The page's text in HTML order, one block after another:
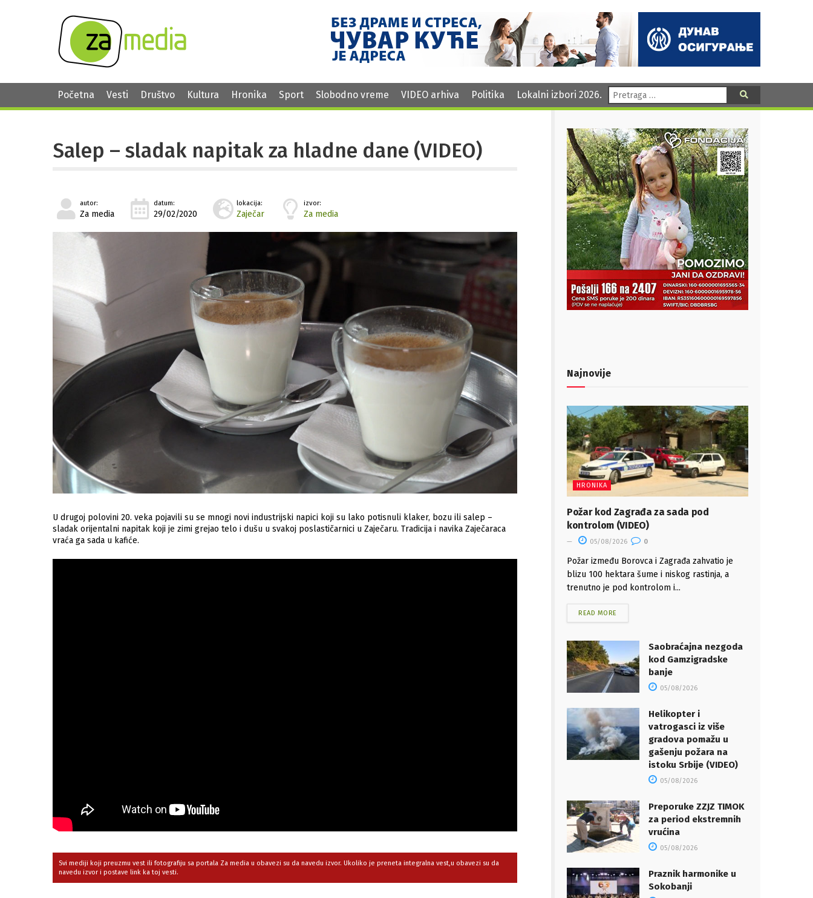
Početna Vesti Društvo Kultura Hronika Sport Slobodno vreme VIDEO arhiva Politika Lokalni izbori 2026. Pretraga:
Salep – sladak napitak za hladne dane (VIDEO)
autor:
Za media
datum:
29/02/2020
lokacija:
Zaječar
izvor:
Za media
U drugoj polovini 20. veka pojavili su se mnogi novi industrijski napici koji su lako potisnuli klaker, bozu ili salep –
sladak orijentalni napitak koji je zimi grejao telo i dušu u svakoj poslastičarnici u Zaječaru. Tradicija i navika Zaječaraca
vraća ga sada u kafiće.
Svi mediji koji preuzmu vest ili fotografiju sa portala Za media u obavezi su da navedu izvor. Ukoliko je preneta integralna vest,u obavezi su da
navedu izvor i postave link ka toj vesti.
Najnovije
HRONIKA
Požar kod Zagrađa za sada pod
kontrolom (VIDEO)
05/08/2026 0
Požar između Borovca i Zagrađa zahvatio je
blizu 100 hektara šume i niskog rastinja, a
trenutno je pod kontrolom i...
READ MORE
Saobraćajna nezgoda
kod Gamzigradske
banje
05/08/2026
Helikopter i
vatrogasci iz više
gradova pomažu u
gašenju požara na
istoku Srbije (VIDEO)
05/08/2026
Preporuke ZZJZ TIMOK
za period ekstremnih
vrućina
05/08/2026
Praznik harmonike u
Sokobanji